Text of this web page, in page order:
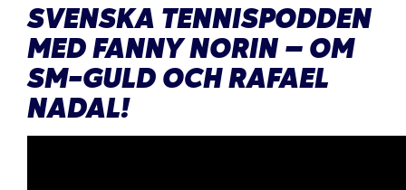
SVENSKA TENNISPODDEN
MED FANNY NORIN – OM
SM-GULD OCH RAFAEL
NADAL!